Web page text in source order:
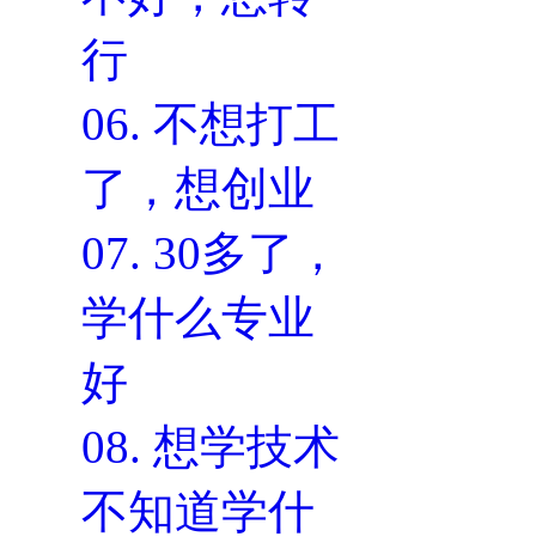
行
06. 不想打工
了，想创业
07. 30多了，
学什么专业
好
08. 想学技术
不知道学什